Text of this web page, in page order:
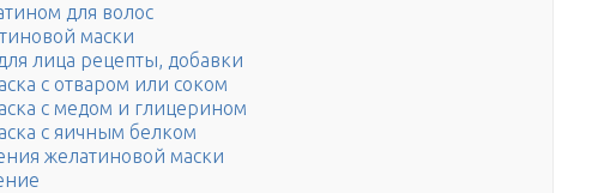
для волос
маски
лица рецепты, добавки
с отваром или соком
с медом и глицерином
с яичным белком
желатиновой маски